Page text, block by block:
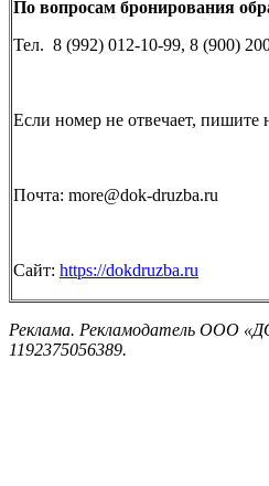
По вопросам бронирования
Тел. 8 (992) 012-10-99, 8 (900)
Если номер не отвечает,
Почта: more@dok-druzba.ru
Сайт: https://dokdruzba.ru
Реклама. Рекламодатель ООО
1192375056389.